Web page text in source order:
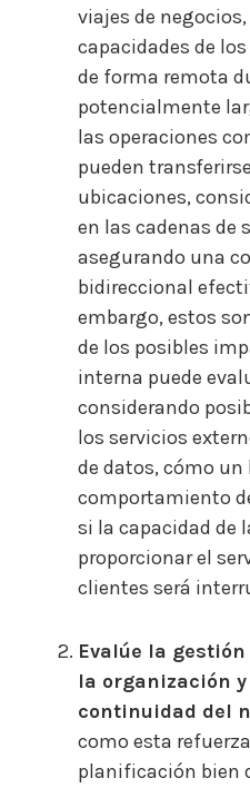
viajes de
capacidades de
de forma remota
potencialmente
las operaciones
pueden
ubicaciones,
en las cadenas de
asegurando una
bidireccional
embargo, estos
de los posibles
interna puede
considerando
los servicios
de datos, cómo
comportamiento
si la capacidad de
proporcionar el
clientes será
Evalúe la
la organización
continuidad del
como esta
planificación bien